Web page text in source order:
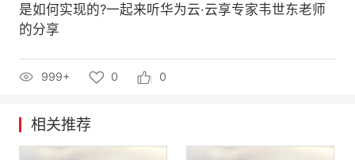
我
的
客
我
论
的
我
是如何实现的?一起来听华为云·云享专家韦世东老师
的分享
999+ 0 0
相关推荐